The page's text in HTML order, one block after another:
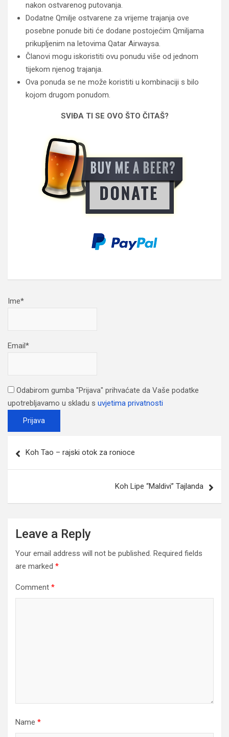
nakon ostvarenog putovanja.
Dodatne Qmilje ostvarene za vrijeme trajanja ove
posebne ponude biti će dodane postojećim Qmiljama
prikupljenim na letovima Qatar Airwaysa.
Članovi mogu iskoristiti ovu ponudu više od jednom
tijekom njenog trajanja.
Ova ponuda se ne može koristiti u kombinaciji s bilo
kojom drugom ponudom.
SVIĐA TI SE OVO ŠTO ČITAŠ?
Ime*
Email*
Odabirom gumba "Prijava" prihvaćate da Vaše podatke
upotrebljavamo u skladu s uvjetima privatnosti
navigation
Koh Tao – rajski otok za ronioce
Koh Lipe “Maldivi” Tajlanda
Leave a Reply
Your email address will not be published. Required fields
are marked *
Comment *
Name *